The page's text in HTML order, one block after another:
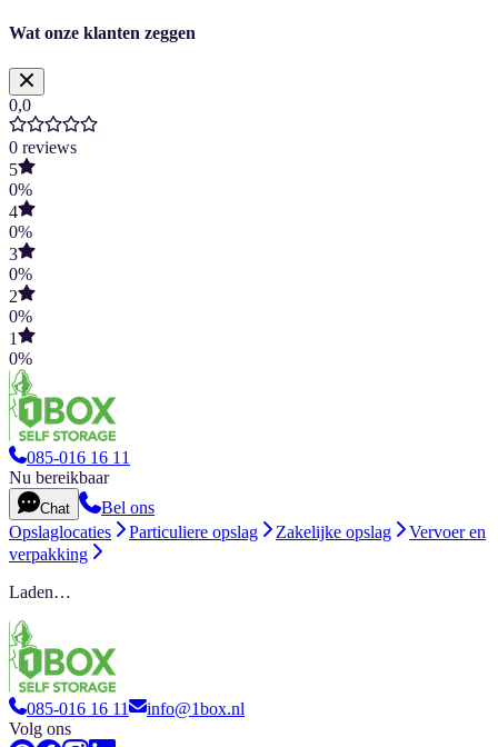
Wat onze klanten zeggen
0,0
0 reviews
5
0%
4
0%
3
0%
2
0%
1
0%
085-016 16 11
Nu bereikbaar
Chat
Bel ons
Opslaglocaties
Particuliere opslag Zakelijke opslag
Vervoer en
verpakking
Laden…
085-016 16 11
info@1box.nl
Volg ons